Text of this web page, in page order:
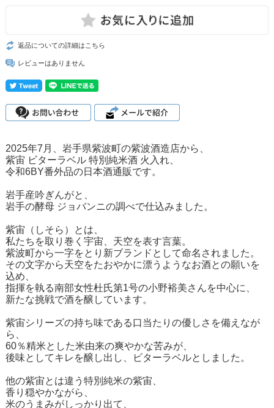
返品についての詳細はこちら
レビューはありません
2025年7月、岩手県紫波町の紫波酒造店から、
紫宙 ビターラベル 特別純米酒 火入れ、
令和6BY番外品の日本酒通販です。
岩手産吟ぎんがと、
岩手の酵母 ジョバンニの調べで仕込みました。
紫宙（しそら）とは、
私たちを取り巻く宇宙、天空を表す言葉。
紫波町から一字をとり新ブランドとして命名されました。
その文字から天空をたおやかに漂うようなお酒との願いを
込め、
指揮を執る南部女性杜氏第1号の小野裕美さんを中心に、
新たな挑戦で酒を醸しています。
紫宙シリーズの持ち味である口当たりの優しさを備えなが
ら、
60％精米とした米由来の爽やかな苦みが、
後味としてキレを醸し出し、ビターラベルとしました。
他の紫宙とは違う特別純米の紫宙、
香り穏やかながら、
米のうまみがしっかり出て、